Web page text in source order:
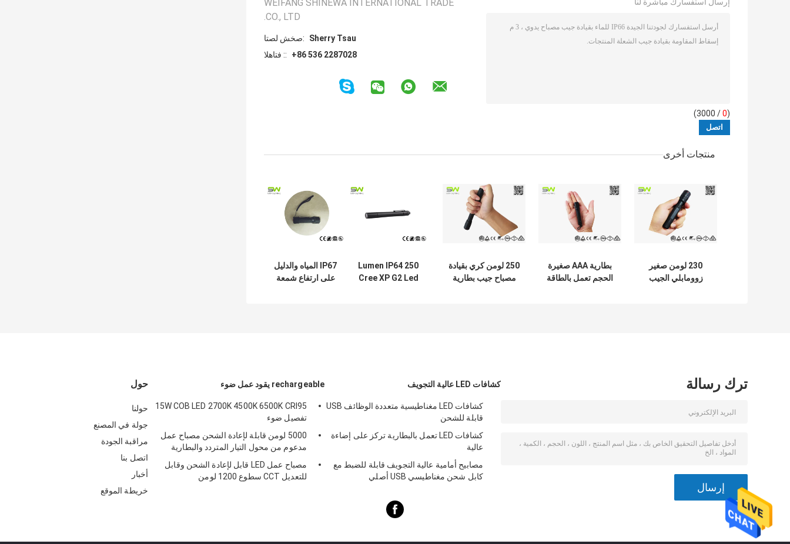
WEIFANG SHINEWA INTERNATIONAL TRADE
CO., LTD.
اتصل شخص:
Sherry Tsau
الهاتف ::
+86 536 2287028
إرسال استفسارك مباشرة لنا
(
0
/ 3000)
منتجات أخرى
230 لومن صغير
زوومابلي الجيب
بطارية AAA صغيرة
الحجم تعمل بالطاقة
250 لومن كري بقيادة
مصباح جيب بطارية
250 Lumen IP64
Cree XP G2 Led
IP67 المياه والدليل
على ارتفاع شمعة
حول
حولنا
جولة في المصنع
مراقبة الجودة
اتصل بنا
أخبار
خريطة الموقع
rechargeable يقود عمل ضوء
15W COB LED 2700K 4500K 6500K CRI95
تفصيل ضوء
5000 لومن قابلة لإعادة الشحن مصباح عمل
مدعوم من محول التيار المتردد والبطارية
مصباح عمل LED قابل لإعادة الشحن وقابل
للتعديل CCT سطوع 1200 لومن
كشافات LED عالية التجويف
كشافات LED مغناطيسية متعددة الوظائف USB
قابلة للشحن
كشافات LED تعمل بالبطارية تركز على إضاءة
عالية
مصابيح أمامية عالية التجويف قابلة للضبط مع
كابل شحن مغناطيسي USB أصلي
ترك رسالة